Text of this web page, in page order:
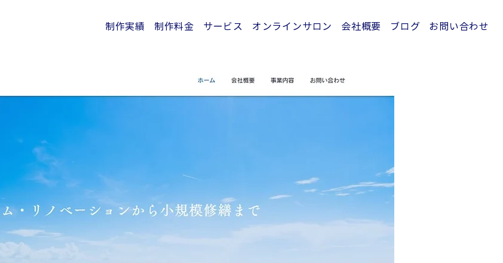
制作実績 制作料金 サービス オンラインサロン 会社概要 ブログ お問い合わせ